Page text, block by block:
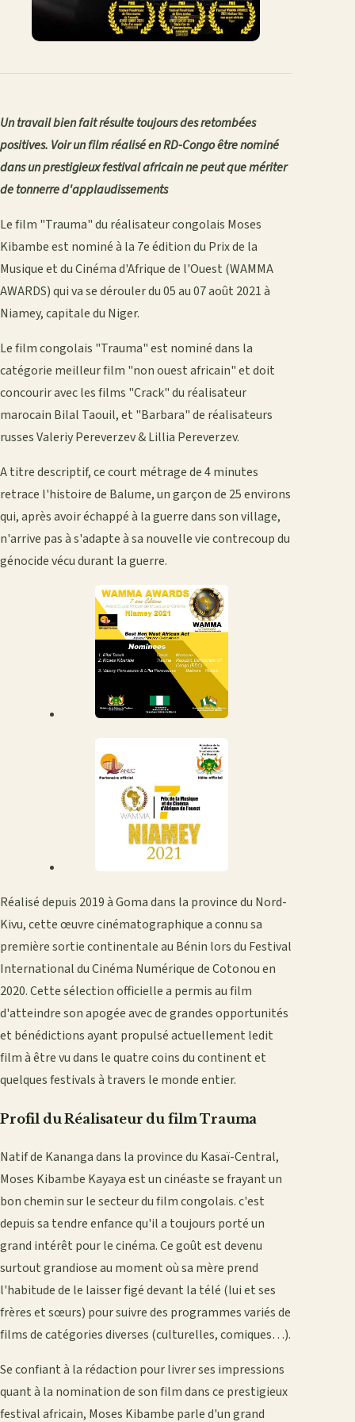
Un travail bien fait résulte toujours des retombées
positives. Voir un film réalisé en RD-Congo être nominé
dans un prestigieux festival africain ne peut que mériter
de tonnerre d'applaudissements
Le film "Trauma" du réalisateur congolais Moses
Kibambe est nominé à la 7e édition du Prix de la
Musique et du Cinéma d'Afrique de l'Ouest (WAMMA
AWARDS) qui va se dérouler du 05 au 07 août 2021 à
Niamey, capitale du Niger.
Le film congolais "Trauma" est nominé dans la
catégorie meilleur film "non ouest africain" et doit
concourir avec les films "Crack" du réalisateur
marocain Bilal Taouil, et "Barbara" de réalisateurs
russes Valeriy Pereverzev & Lillia Pereverzev.
A titre descriptif, ce court métrage de 4 minutes
retrace l'histoire de Balume, un garçon de 25 environs
qui, après avoir échappé à la guerre dans son village,
n'arrive pas à s'adapte à sa nouvelle vie contrecoup du
génocide vécu durant la guerre.
Réalisé depuis 2019 à Goma dans la province du Nord-
Kivu, cette œuvre cinématographique a connu sa
première sortie continentale au Bénin lors du Festival
International du Cinéma Numérique de Cotonou en
2020. Cette sélection officielle a permis au film
d'atteindre son apogée avec de grandes opportunités
et bénédictions ayant propulsé actuellement ledit
film à être vu dans le quatre coins du continent et
quelques festivals à travers le monde entier.
Profil du Réalisateur du film Trauma
Natif de Kananga dans la province du Kasaï-Central,
Moses Kibambe Kayaya est un cinéaste se frayant un
bon chemin sur le secteur du film congolais. c'est
depuis sa tendre enfance qu'il a toujours porté un
grand intérêt pour le cinéma. Ce goût est devenu
surtout grandiose au moment où sa mère prend
l'habitude de le laisser figé devant la télé (lui et ses
frères et sœurs) pour suivre des programmes variés de
films de catégories diverses (culturelles, comiques…).
Se confiant à la rédaction pour livrer ses impressions
quant à la nomination de son film dans ce prestigieux
festival africain, Moses Kibambe parle d'un grand